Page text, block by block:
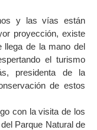
y las vías están
proyección, existe
llega de la mano del
el turismo
presidenta de la
de estos
con la visita de los
Parque Natural de